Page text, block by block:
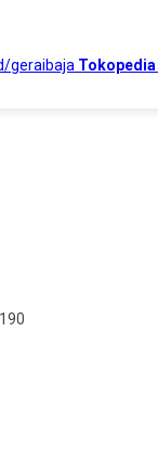
geraibaja Tokopedia